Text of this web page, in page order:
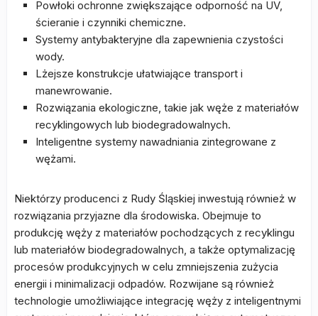
Powłoki ochronne zwiększające odporność na UV,
ścieranie i czynniki chemiczne.
Systemy antybakteryjne dla zapewnienia czystości
wody.
Lżejsze konstrukcje ułatwiające transport i
manewrowanie.
Rozwiązania ekologiczne, takie jak węże z materiałów
recyklingowych lub biodegradowalnych.
Inteligentne systemy nawadniania zintegrowane z
wężami.
Niektórzy producenci z Rudy Śląskiej inwestują również w
rozwiązania przyjazne dla środowiska. Obejmuje to
produkcję węży z materiałów pochodzących z recyklingu
lub materiałów biodegradowalnych, a także optymalizację
procesów produkcyjnych w celu zmniejszenia zużycia
energii i minimalizacji odpadów. Rozwijane są również
technologie umożliwiające integrację węży z inteligentnymi